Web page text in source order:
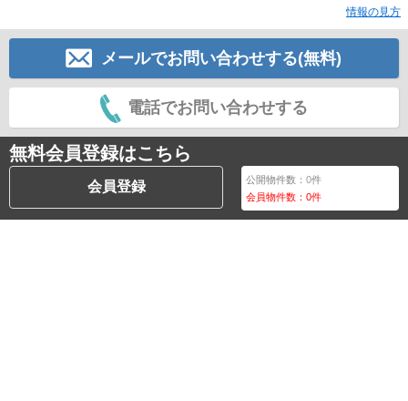
情報の見方
メールでお問い合わせする(無料)
電話でお問い合わせする
無料会員登録はこちら
会員登録 公開物件数：0件
会員物件数：0件